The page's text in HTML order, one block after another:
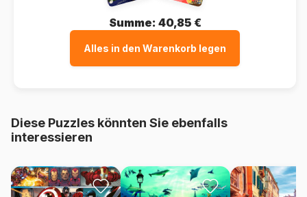
Summe: 40,85 €
Alles in den Warenkorb legen
Diese Puzzles könnten Sie ebenfalls
interessieren